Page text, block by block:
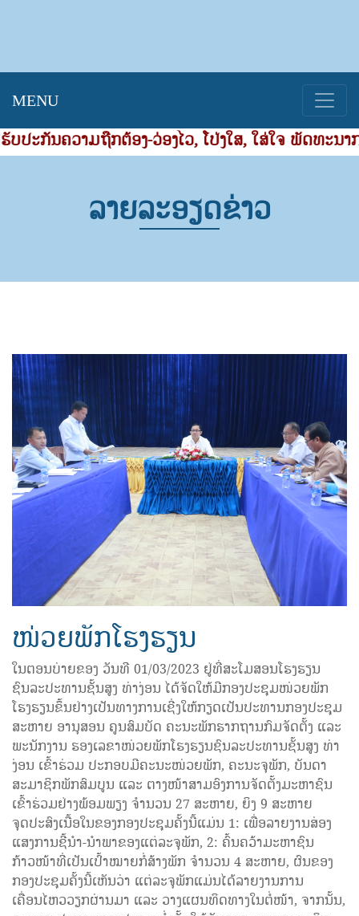
MENU
ຄວາມຖືກຕ້ອງ-ວ່ອງໄວ, ໂປ່ງໃສ, ໃສ່ໃຈ ພັດທະນາກາ
ລາຍລະອຽດຂ່າວ
ໜ່ວຍພັກໂຮງຮຽນ
ໃນຕອນບ່າຍຂອງ ວັນທີ 01/03/2023 ຢູ່ທີ່ສະໂມສອນໂຮງຮຽນ
ຊົນລະປະທານຊັ້ນສູງ ທ່າງ່ອນ ໄດ້ຈັດໃຫ້ມີກອງປະຊຸມໜ່ວຍພັກ
ໂຮງຮຽນຂຶ້ນຢ່າງເປັນທາງການເຊີ່ງໃຫ້ກຽດເປັນປະທານກອງປະຊຸມ
ສະຫາຍ ອານຸສອນ ຄູນສົມບັດ ຄະນະພັກຮາກຖານກົມຈັດຕັ້ງ ແລະ
ພະນັກງານ ຮອງເລຂາໜ່ວຍພັກໂຮງຮຽນຊົນລະປະທານຊັ້ນສູງ ທ່າ
ງ່ອນ ເຂົ້າຮ່ວມ ປະກອບມີຄະນະໜ່ວຍພັກ, ຄະນະຈຸພັກ, ບັນດາ
ສະມາຊິກພັກສົມບູນ ແລະ ຕາງໜ້າສາມອົງການຈັດຕັ້ງມະຫາຊົນ
ເຂົ້າຮ່ວມຢ່າງພ້ອມພຽງ ຈຳນວນ 27 ສະຫາຍ, ຍິງ 9 ສະຫາຍ
ຈຸດປະສົງເນື້ອໃນຂອງກອງປະຊຸມຄັ້ງນີ້ແມ່ນ 1: ເພື່ອລາຍງານສ່ອງ
ແສງການຊີ້ນໍາ-ນໍາພາຂອງແຕ່ລະຈຸພັກ, 2: ຄົ້ນຄວ້າມະຫາຊົນ
ກ້າວໜ້າທີ່ເປັນເປົ້າໝາຍກໍ່ສ້າງພັກ ຈຳນວນ 4 ສະຫາຍ, ຜົນຂອງ
ກອງປະຊຸມຄັ້ງນີ້ເຫັນວ່າ ແຕ່ລະຈຸພັກແມ່ນໄດ້ລາຍງານການ
ເຄື່ອນໄຫວວຽກຜ່ານມາ ແລະ ວາງແຜນທິດທາງໃນຕໍ່ໜ້າ, ຈາກນັ້ນ,